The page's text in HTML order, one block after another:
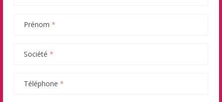
Prénom *
Société *
Téléphone *